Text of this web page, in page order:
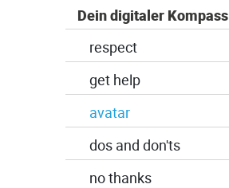
Dein digitaler Kompass
respect
get help
avatar
dos and don'ts
no thanks